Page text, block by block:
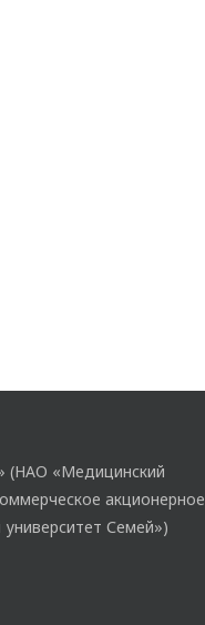
(НАО «Медицинский
акционерное
Семей»)